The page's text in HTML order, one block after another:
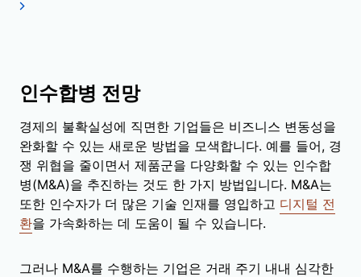
인수합병 전망
경제의 불확실성에 직면한 기업들은 비즈니스 변동성을
완화할 수 있는 새로운 방법을 모색합니다. 예를 들어, 경
쟁 위협을 줄이면서 제품군을 다양화할 수 있는 인수합
병(M&A)을 추진하는 것도 한 가지 방법입니다. M&A는
또한 인수자가 더 많은 기술 인재를 영입하고 디지털 전
환을 가속화하는 데 도움이 될 수 있습니다.
그러나 M&A를 수행하는 기업은 거래 주기 내내 심각한